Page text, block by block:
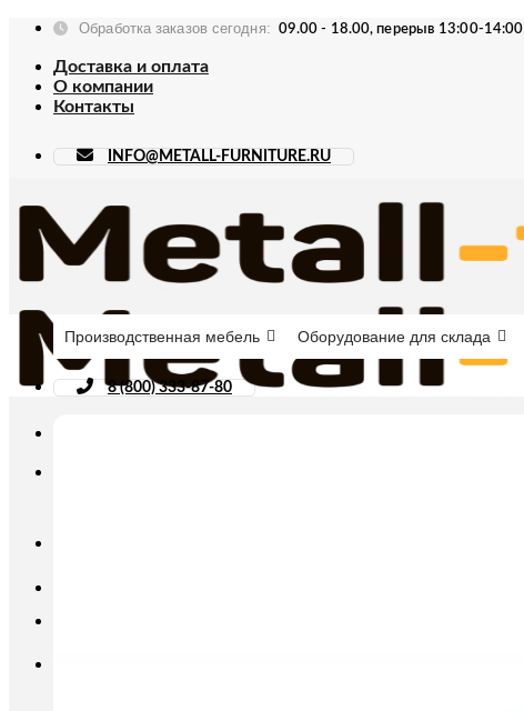
Skip
content
Обработка заказов сегодня: 09.00 - 18.00, перерыв 13:00-14:00
Доставка и оплата
О компании
Контакты
INFO@METALL-FURNITURE.RU
Производственная мебель Оборудование для склада
8 (800) 333-87-80